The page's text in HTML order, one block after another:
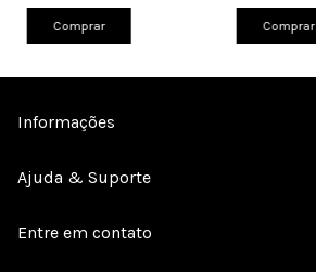
Comprar Comprar
Informações
Ajuda & Suporte
Entre em contato